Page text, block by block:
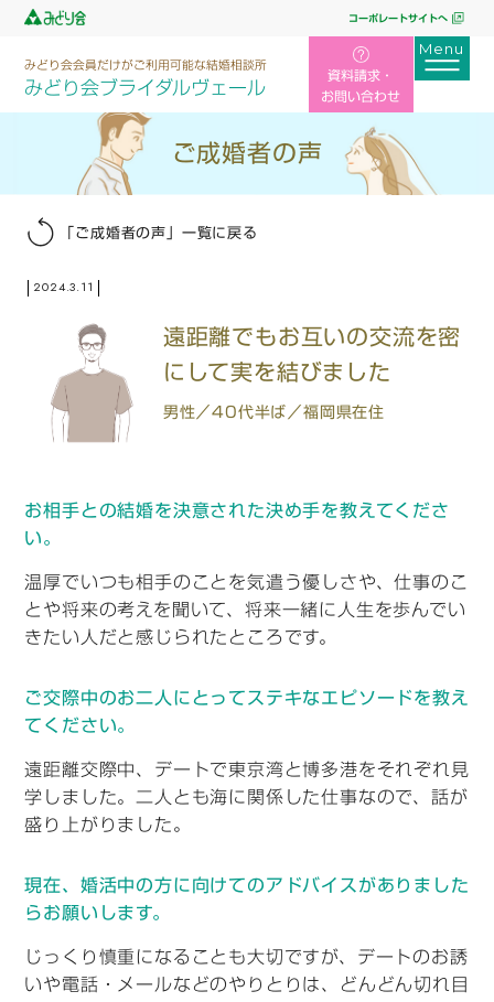
コーポレートサイトへ
みどり会会員だけがご利用可能な結婚相談所
みどり会ブライダルヴェール
資料請求・
お問い合わせ
ご成婚者の声
「ご成婚者の声」一覧に戻る
2024.3.11
遠距離でもお互いの交流を密
にして実を結びました
男性／40代半ば／福岡県在住
お相手との結婚を決意された決め手を教えてくださ
い。
温厚でいつも相手のことを気遣う優しさや、仕事のこ
とや将来の考えを聞いて、将来一緒に人生を歩んでい
きたい人だと感じられたところです。
ご交際中のお二人にとってステキなエピソードを教え
てください。
遠距離交際中、デートで東京湾と博多港をそれぞれ見
学しました。二人とも海に関係した仕事なので、話が
盛り上がりました。
現在、婚活中の方に向けてのアドバイスがありました
らお願いします。
じっくり慎重になることも大切ですが、デートのお誘
いや電話・メールなどのやりとりは、どんどん切れ目